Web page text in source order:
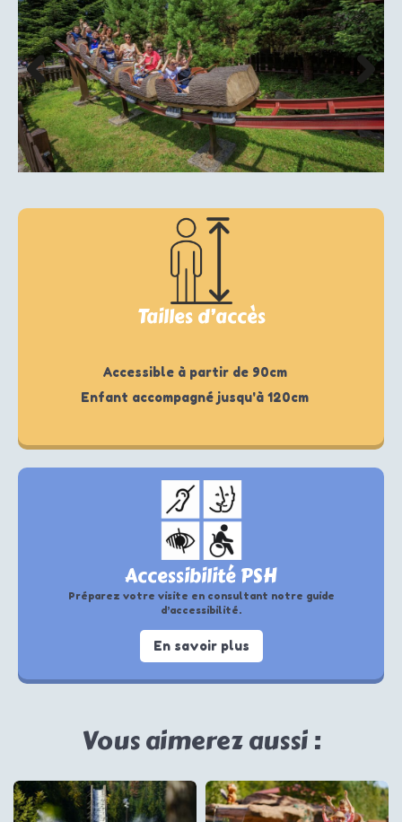
Tailles d’accès
Accessible à partir de 90cm
Enfant accompagné jusqu'à 120cm
Accessibilité PSH
Préparez votre visite en consultant notre guide
d’accessibilité.
En savoir plus
Vous aimerez aussi :